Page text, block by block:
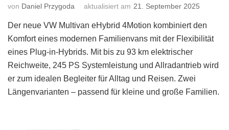
von Daniel Przygoda aktualisiert am 21. September 2025
Der neue VW Multivan eHybrid 4Motion kombiniert den
Komfort eines modernen Familienvans mit der Flexibilität
eines Plug-in-Hybrids. Mit bis zu 93 km elektrischer
Reichweite, 245 PS Systemleistung und Allradantrieb wird
er zum idealen Begleiter für Alltag und Reisen. Zwei
Längenvarianten – passend für kleine und große Familien.